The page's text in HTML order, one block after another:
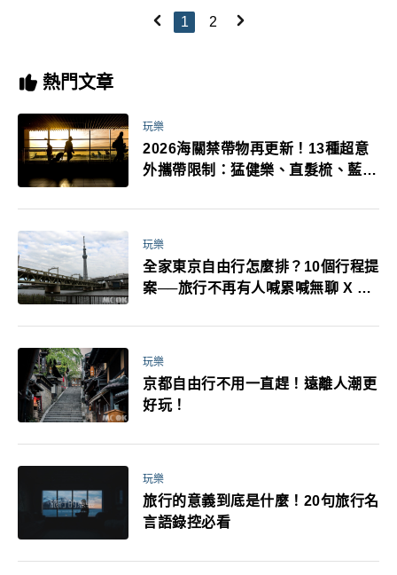
1 2
熱門文章
玩樂
2026海關禁帶物再更新！13種超意
外攜帶限制：猛健樂、直髮梳、藍牙
萬！注意事項一次看！
玩樂
全家東京自由行怎麼排？10個行程提
案──旅行不再有人喊累喊無聊 X 爸
玩樂
京都自由行不用一直趕！遠離人潮更
好玩！
玩樂
旅行的意義到底是什麼！20句旅行名
言語錄控必看